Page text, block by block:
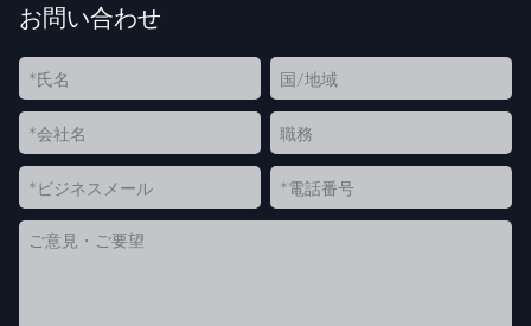
お問い合わせ